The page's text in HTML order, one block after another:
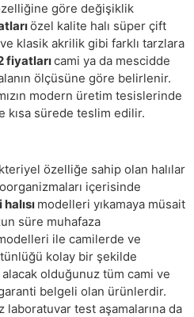
göre değişiklik
özel kalite halı süper çift
klasik akrilik gibi farklı tarzlara
fiyatlarıcami ya da mescidde
ölçüsüne göre belirlenir.
modern üretim tesislerinde
kısa sürede teslim edilir.
özelliğe sahip olan halılar
içerisinde
modelleri yıkamaya müsait
süre muhafaza
ile camilerde ve
kolay bir şekilde
alacak olduğunuz tüm cami ve
belgeli olan ürünlerdir.
laboratuvar test aşamalarına da